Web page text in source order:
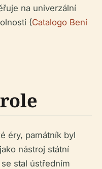
na univerzální
(Catalogo Beni
éry, památník byl
nástroj státní
stal ústředním